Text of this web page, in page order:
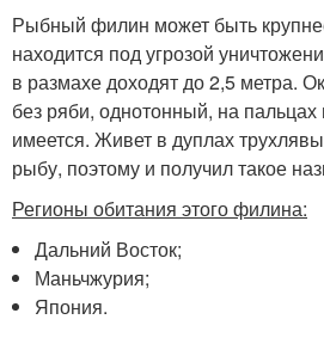
Рыбный филин может быть
находится под угрозой
в размахе доходят до 2,5 метра.
без ряби, однотонный, на
имеется. Живет в дуплах
рыбу, поэтому и получил такое
Регионы обитания этого филина:
Дальний Восток;
Маньчжурия;
Япония.